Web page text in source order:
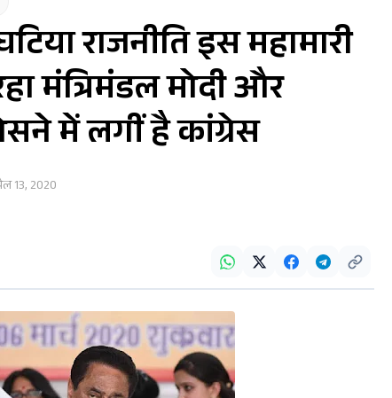
राजनीति इस महामारी
मंत्रिमंडल मोदी और
में लगीं है कांग्रेस
13, 2020